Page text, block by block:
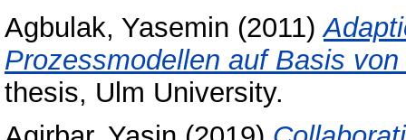
Agbulak, Yasemin (2011)
Prozessmodellen auf Basis
thesis, Ulm University.